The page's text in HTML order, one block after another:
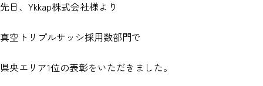
先日、Ykkap株式会社様より
真空トリプルサッシ採用数部門で
県央エリア1位の表彰をいただきました。